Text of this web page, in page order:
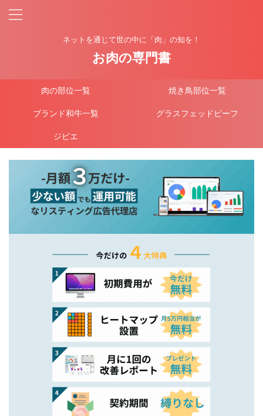
ネットを通じて世の中に「肉」の知を！
お肉の専門書
肉の部位一覧 焼き鳥部位一覧
ブランド和牛一覧 グラスフェッドビーフ
ジビエ